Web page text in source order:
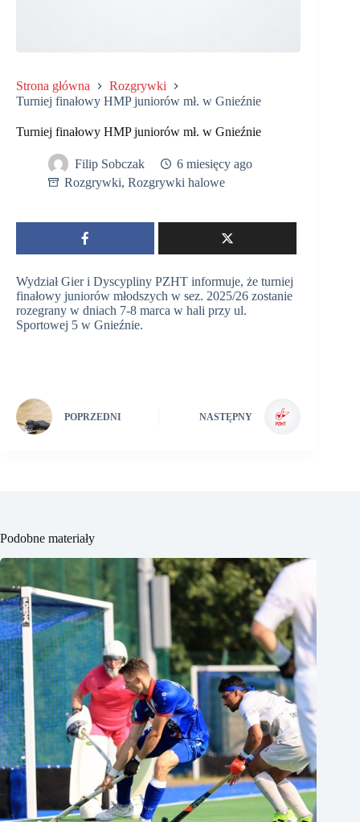
Strona główna
Rozgrywki
Turniej finałowy HMP juniorów mł. w Gnieźnie
Turniej finałowy HMP juniorów mł. w Gnieźnie
Filip Sobczak
6 miesięcy ago
Rozgrywki, Rozgrywki halowe
Wydział Gier i Dyscypliny PZHT informuje, że turniej
finałowy juniorów młodszych w sez. 2025/26 zostanie
rozegrany w dniach 7-8 marca w hali przy ul.
Sportowej 5 w Gnieźnie.
POPRZEDNI NASTĘPNY
Podobne materiały